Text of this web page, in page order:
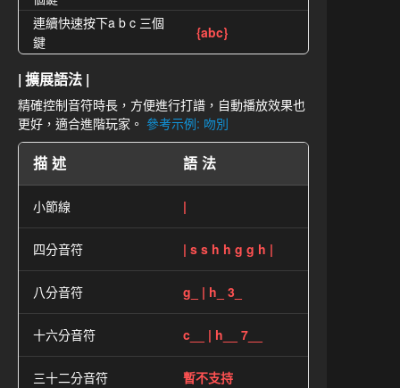
連續快速按下a b c 三個
鍵
{abc}
| 擴展語法 |
精確控制音符時長，方便進行打譜，自動播放效果也
更好，適合進階玩家。參考示例: 吻別
描述 語法
小節線 |
四分音符 | s s h h g g h |
八分音符 g_ | h_ 3_
十六分音符 c__ | h__ 7__
三十二分音符 暫不支持